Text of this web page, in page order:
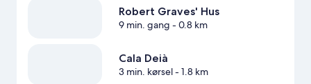
Robert Graves' Hus
9 min. gang - 0.8 km
Cala Deià
3 min. kørsel- 1.8 km